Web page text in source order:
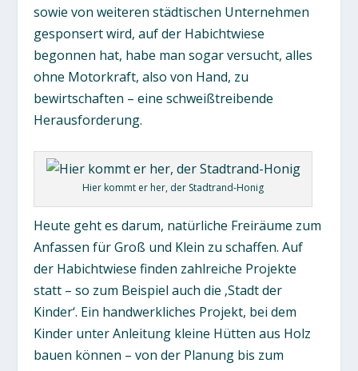
sowie von weiteren städtischen Unternehmen
gesponsert wird, auf der Habichtwiese
begonnen hat, habe man sogar versucht, alles
ohne Motorkraft, also von Hand, zu
bewirtschaften – eine schweißtreibende
Herausforderung.
Hier kommt er her, der Stadtrand-Honig
Heute geht es darum, natürliche Freiräume zum
Anfassen für Groß und Klein zu schaffen. Auf
der Habichtwiese finden zahlreiche Projekte
statt – so zum Beispiel auch die ‚Stadt der
Kinder‘. Ein handwerkliches Projekt, bei dem
Kinder unter Anleitung kleine Hütten aus Holz
bauen können – von der Planung bis zum